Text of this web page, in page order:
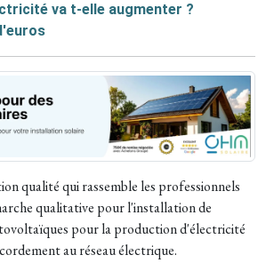
va t-elle augmenter ?
qualité qui rassemble les professionnels
qualitative pour l'installation de
pour la production d'électricité
au réseau électrique.